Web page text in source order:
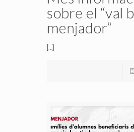
sobre el “val
menjador”
[...]